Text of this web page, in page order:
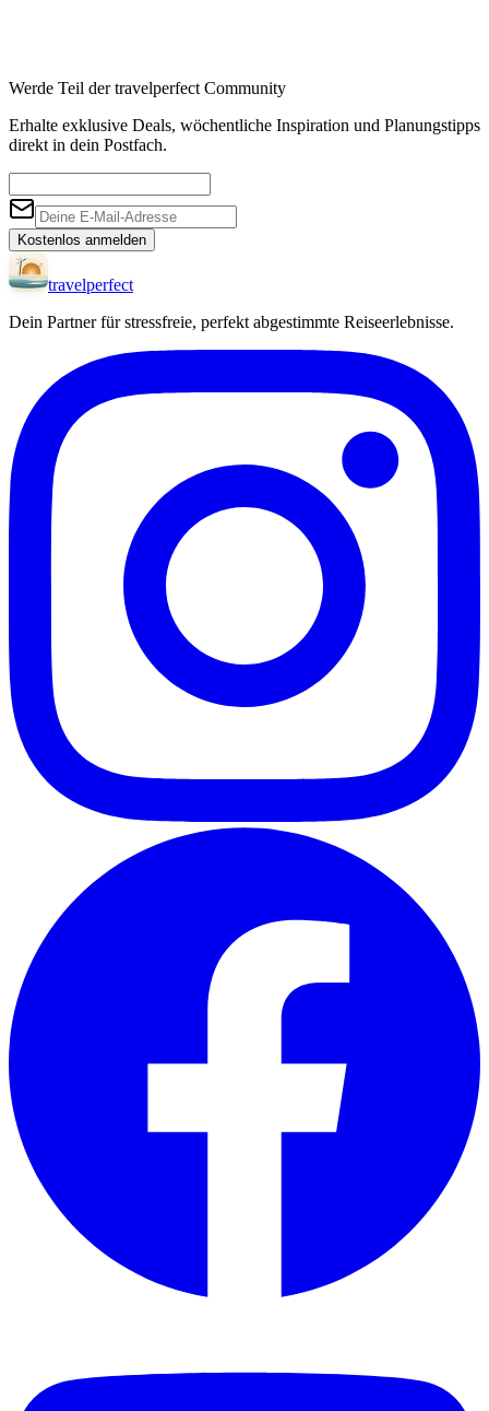
Werde Teil der travelperfect Community
Erhalte exklusive Deals, wöchentliche Inspiration und Planungstipps
direkt in dein Postfach.
Kostenlos anmelden
travelperfect
Dein Partner für stressfreie, perfekt abgestimmte Reiseerlebnisse.